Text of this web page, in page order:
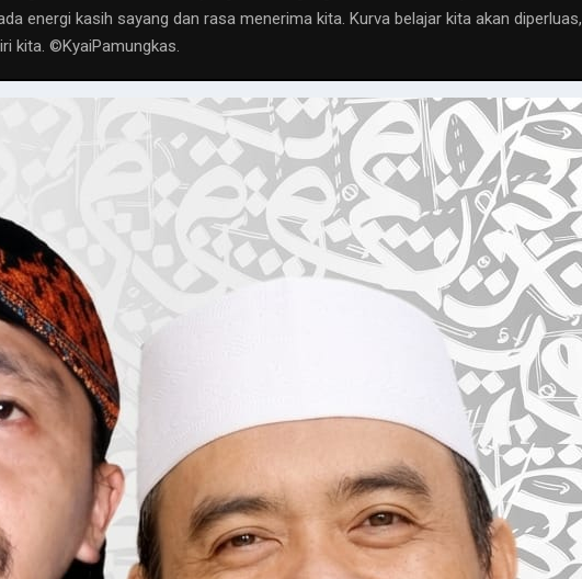
energi kasih sayang dan rasa menerima kita. Kurva belajar kita akan
kita. ©️KyaiPamungkas.